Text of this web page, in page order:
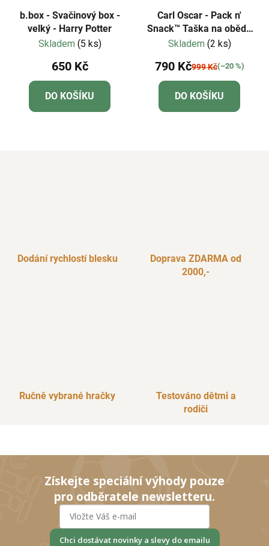
b.box - Svačinový box -
velký - Harry Potter
Skladem (5 ks)
650 Kč
DO KOŠÍKU
Carl Oscar - Pack n'
Snack™ Taška na oběd -
světle modrá
Skladem (2 ks)
790 Kč999 Kč(–20 %)
DO KOŠÍKU
Dodání rychlostí blesku
Doprava ZDARMA od
2000,-
Ručně vybrané hračky
Testováno dětmi a
rodiči
Získejte speciální výhody pouze
pro odběratele newsletteru.
Chci dostávat novinky a slevy do emailu